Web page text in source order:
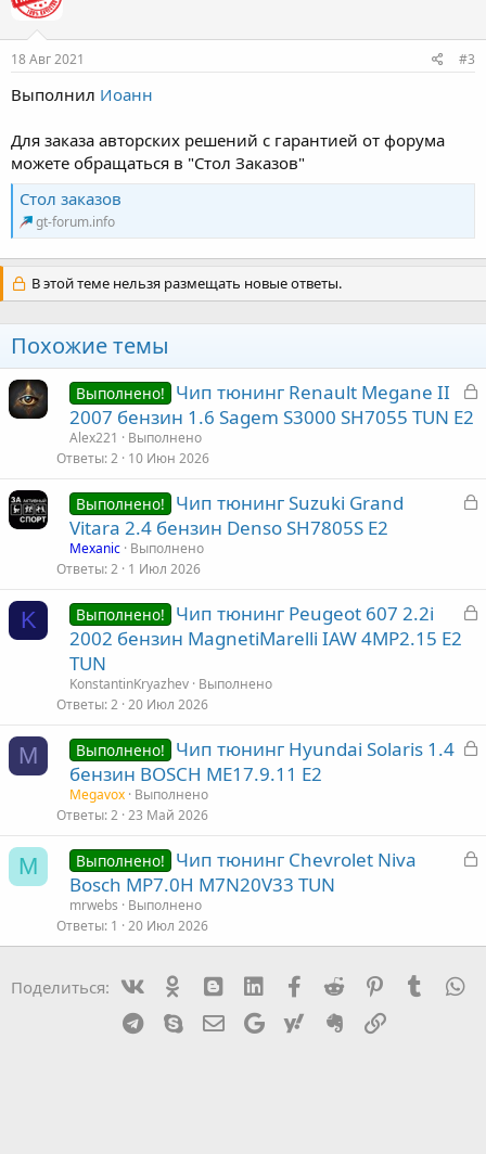
18 Авг 2021 #3
Выполнил Иоанн
Для заказа авторских решений с гарантией от форума
можете обращаться в "Стол Заказов"
Стол заказов
gt-forum.info
В этой теме нельзя размещать новые ответы.
Похожие темы
З
т
Выполнено!
Чип тюнинг Renault Megane II
2007 бензин 1.6 Sagem S3000 SH7055 TUN E2
Alex221
Выполнено
Ответы 2 10 Июн 2026
З
т
Выполнено!
Чип тюнинг Suzuki Grand
Vitara 2.4 бензин Denso SH7805S E2
Mexanic Выполнено
Ответы 2 1 Июл 2026
K
З
а
Выполнено!
Чип тюнинг Peugeot 607 2.2i
2002 бензин MagnetiMarelli IAW 4MP2.15 E2
TUN
KonstantinKryazhev Выполнено
Ответы 2 20 Июл 2026
M
З
т
Выполнено!
Чип тюнинг Hyundai Solaris 1.4
бензин BOSCH ME17.9.11 E2
Megavox Выполнено
Ответы 2 23 Май 2026
M
З
Выполнено!
Чип тюнинг Chevrolet Niva
Bosch MP7.0H M7N20V33 TUN
mrwebs
Выполнено
Ответы 1 20 Июл 2026
Поделиться: Ok mes_blogger
Linked InFacebook
Reddit PinterestTumblr
Telegram
Skype Эл. почта
Google Yahoo Evernote